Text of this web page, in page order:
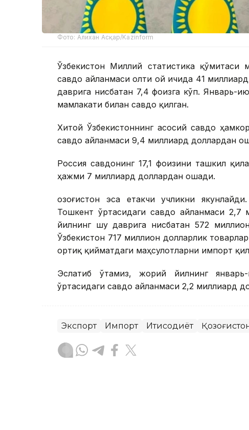
Фото: Алихан Асқар/Kazinform
Ўзбекистон Миллий статистика қўмитаси
савдо айланмаси олти ой ичида 41
даврига нисбатан 7,4 фоизга кўп. Январь-
мамлакати билан савдо қилган.
Хитой Ўзбекистоннинг асосий савдо
савдо айланмаси 9,4 миллиард доллардан
Россия савдонинг 17,1 фоизини ташкил
ҳажми 7 миллиард доллардан ошади.
Қозоғистон эса етакчи учликни
Тошкент ўртасидаги савдо айланмаси
йилнинг шу даврига нисбатан 572
Ўзбекистон 717 миллион долларлик
ортиқ қийматдаги маҳсулотларни импорт
Эслатиб ўтамиз, жорий йилнинг
ўртасидаги савдо айланмаси 2,2 миллиард
Экспорт Импорт Иқтисодиёт